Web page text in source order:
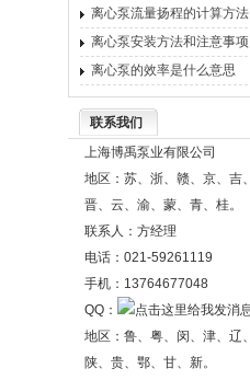
离心泵流量扬程的计算方法
离心泵安装方法和注意事项
离心泵的效率是什么意思
联系我们
上海博禹泵业有限公司
地区：苏、浙、赣、京、吉、
晋、云、渝、蒙、青、桂。
联系人：方经理
电话：021-59261119
手机：13764677048
QQ：
地区：鲁、粤、闵、津、辽、
陕、贵、鄂、甘、新。